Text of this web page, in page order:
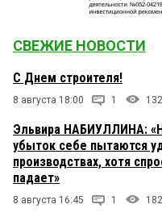
СВЕЖИЕ НОВОСТИ
С Днем строителя!
8 августа 18:00 1 132
Эльвира НАБИУЛЛИНА:
убыток себе пытаются
производствах, хотя
падает»
8 августа 16:45 1 182